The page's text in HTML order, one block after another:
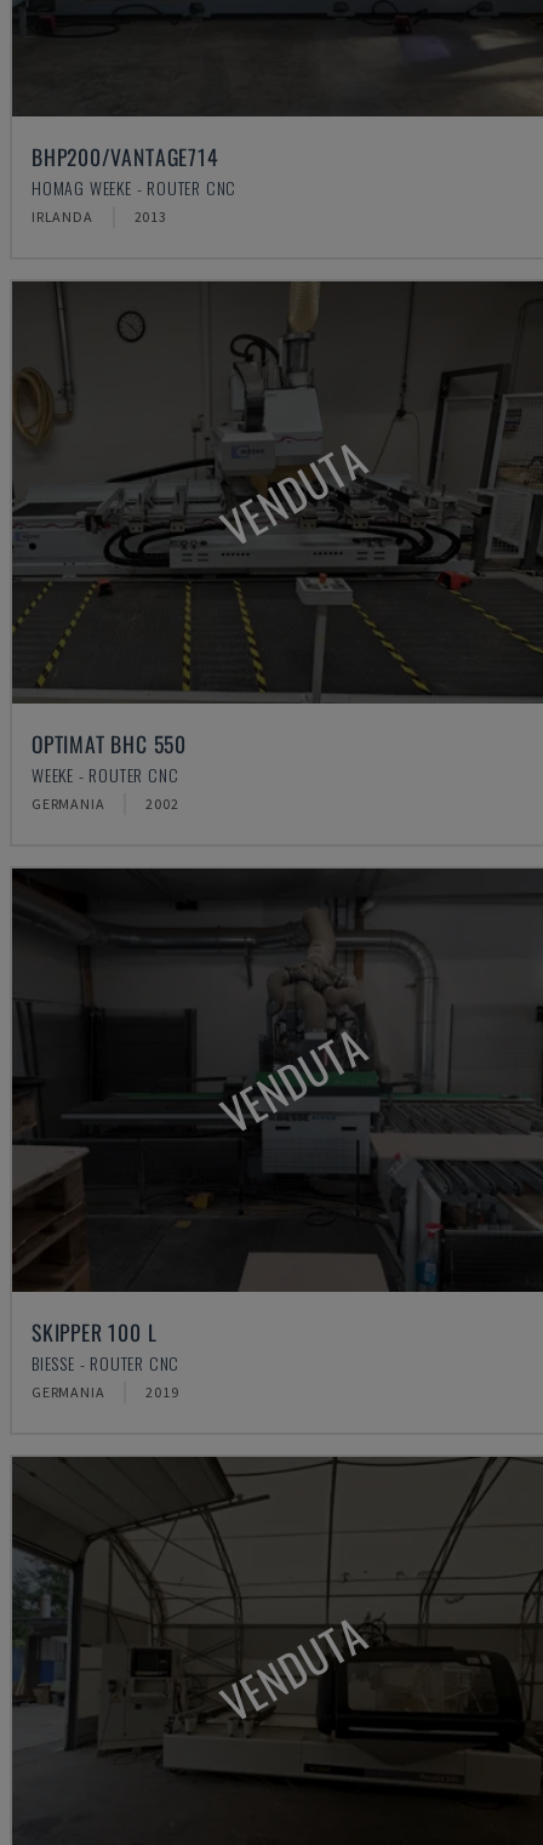
BHP200/VANTAGE714
HOMAG WEEKE - ROUTER CNC
IRLANDA 2013
VENDUTA
OPTIMAT BHC 550
WEEKE - ROUTER CNC
GERMANIA 2002
VENDUTA
SKIPPER 100 L
BIESSE - ROUTER CNC
GERMANIA 2019
VENDUTA